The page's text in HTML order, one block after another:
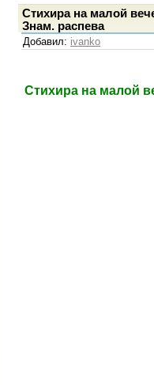
Стихира на малой
Знам. распева
Добавил: ivanko
Стихира на малой